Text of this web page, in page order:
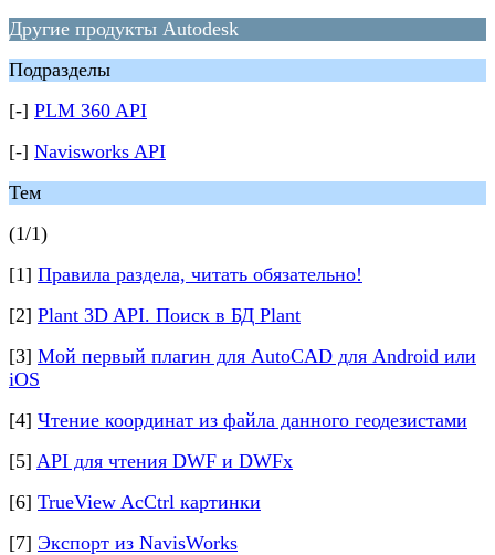
Другие продукты Autodesk
Подразделы
[-] PLM 360 API
[-] Navisworks API
Тем
(1/1)
[1] Правила раздела, читать обязательно!
[2] Plant 3D API. Поиск в БД Plant
[3] Мой первый плагин для AutoCAD для Android или
iOS
[4] Чтение координат из файла данного геодезистами
[5] API для чтения DWF и DWFx
[6] TrueView AcCtrl картинки
[7] Экспорт из NavisWorks